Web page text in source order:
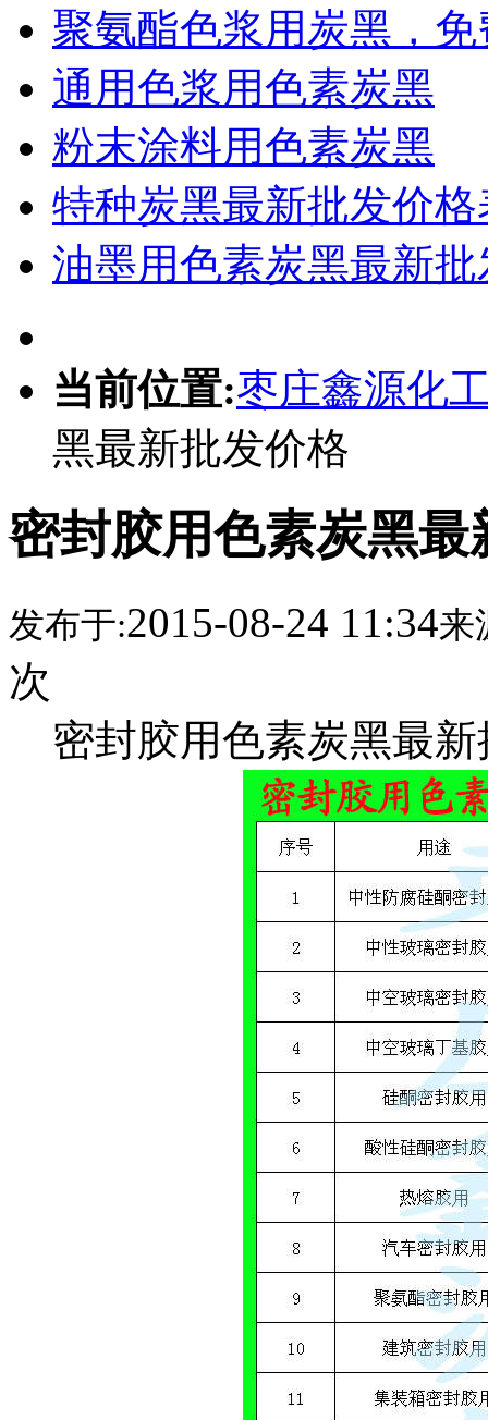
聚氨酯色浆用炭黑，
通用色浆用色素炭黑
粉末涂料用色素炭黑
特种炭黑最新批发价格
油墨用色素炭黑最新
当前位置:枣庄鑫源化
黑最新批发价格
密封胶用色素炭黑最
发布于:2015-08-24 11:34来
次
密封胶用色素炭黑最新